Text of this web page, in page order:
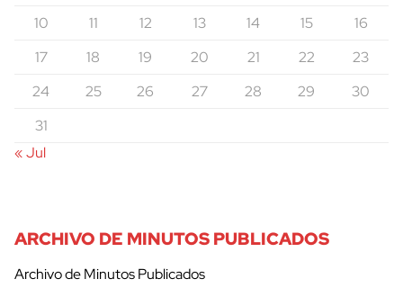
10
11 12 13 14 15
16
17
18 19 20 21 22
23
24
25 26 27 28 29
30
31
« Jul
ARCHIVO DE MINUTOS PUBLICADOS
Archivo de Minutos Publicados